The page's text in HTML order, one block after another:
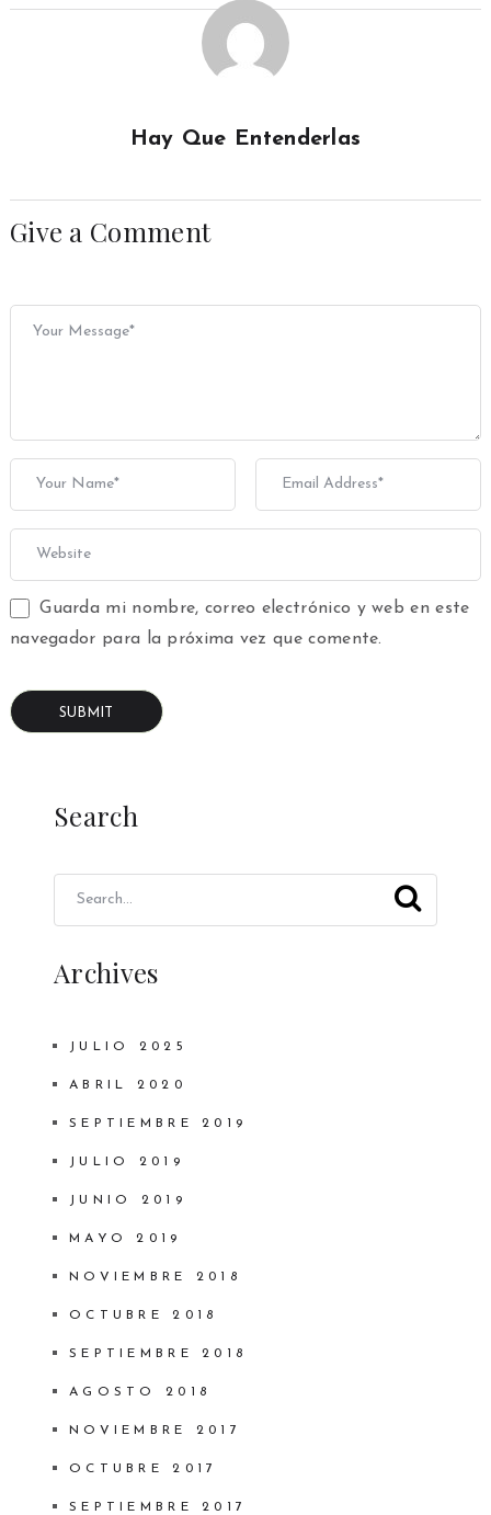
Hay Que Entenderlas
Give a Comment
Guarda mi nombre, correo electrónico y web en este
navegador para la próxima vez que comente.
Search
Archives
JULIO 2025
ABRIL 2020
SEPTIEMBRE 2019
JULIO 2019
JUNIO 2019
MAYO 2019
NOVIEMBRE 2018
OCTUBRE 2018
SEPTIEMBRE 2018
AGOSTO 2018
NOVIEMBRE 2017
OCTUBRE 2017
SEPTIEMBRE 2017